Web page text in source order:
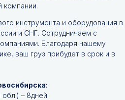
компании.
инструмента и оборудования в
и СНГ. Сотрудничаем с
Благодаря нашему
ваш груз прибудет в срок и в
– 8дней